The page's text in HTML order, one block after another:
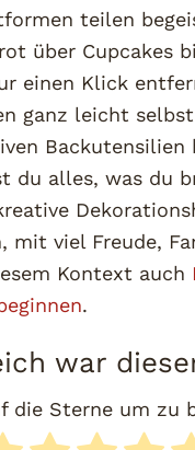
teilen
über Cupcakes
einen Klick
ganz leicht
Backutensilien
du alles, was du
mit viel Freude,
Kontext auch
.
war
die Sterne um zu